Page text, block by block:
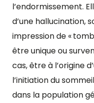
l’endormissement.
d’une hallucination,
impression de «
être unique ou
cas, être à l’origine
l’initiation du
dans la population